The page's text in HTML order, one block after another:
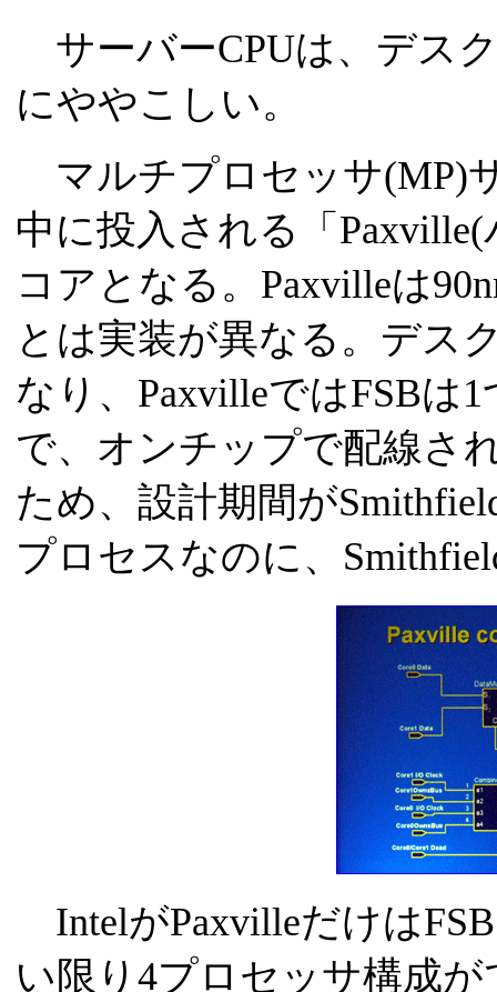
サーバーCPUは、デス
にややこしい。
マルチプロセッサ(MP)
中に投入される「
コアとなる。Paxvilleは
とは実装が異なる。デス
なり、PaxvilleではFSBは
で、オンチップで配線さ
ため、設計期間が
プロセスなのに、
IntelがPaxvilleだけは
い限り4プロセッサ構成